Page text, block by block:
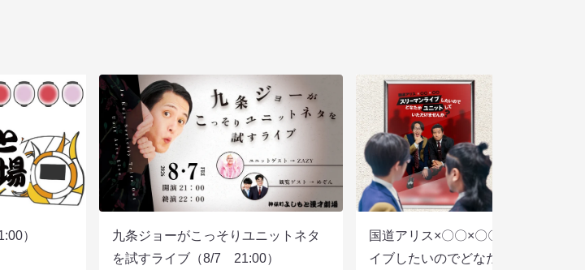
）
九条ジョーがこっそりユニットネタ
を試すライブ（8/7 21:00）
国道アリス×〇〇×〇〇スリーマンラ
イブしたいのでどなたかユニットし